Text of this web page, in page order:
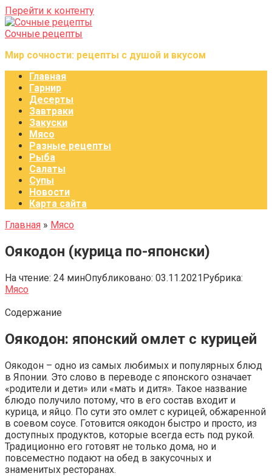
Перейти к контенту
Сочные рецепты
Мир сочности: рецепты с душой и вкусом
Главная
Гарнир
Десерты
Завтраки
Закуски
Мясо
Разные рецепты
Рыба
Салаты
Супы
Новости
Карта сайта
Главная » Мясо
Оякодон (курица по-японски)
На чтение: 24 минОпубликовано: 03.11.2021Рубрика:
Мясо
Содержание
Оякодон: японский омлет с курицей
Оякодон – одно из самых любимых и популярных блюд
в Японии. Это слово в переводе с японского означает
«родители и дети» или «мать и дитя». Такое название
блюдо получило потому, что в его состав входит и
курица, и яйцо. По сути это омлет с курицей, обжаренной
в соевом соусе. Готовится оякодон быстро и просто, из
доступных продуктов, которые всегда есть под рукой.
Традиционно его готовят не только дома, но и
повсеместно подают на обед в закусочных и
знаменитых ресторанах.